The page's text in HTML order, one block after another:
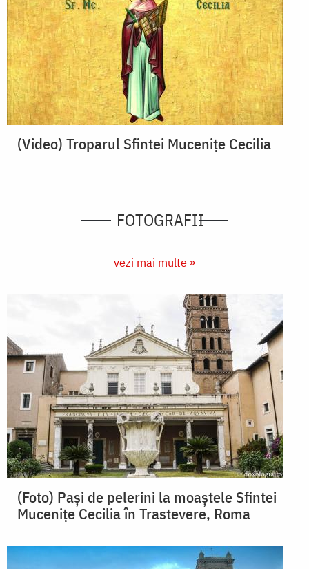
(Video) Troparul Sfintei Mucenițe Cecilia
FOTOGRAFII
vezi mai multe »
(Foto) Pași de pelerini la moaștele Sfintei
Mucenițe Cecilia în Trastevere, Roma